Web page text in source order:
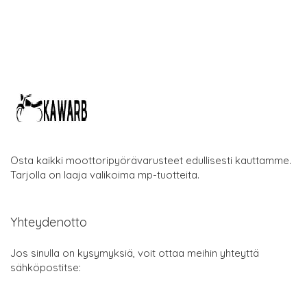
Osta kaikki moottoripyörävarusteet edullisesti kauttamme.
Tarjolla on laaja valikoima mp-tuotteita.
Yhteydenotto
Jos sinulla on kysymyksiä, voit ottaa meihin yhteyttä
sähköpostitse: